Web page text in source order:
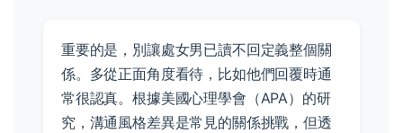
重要的是，別讓處女男已讀不回定義整個關
係。多從正面角度看待，比如他們回覆時通
常很認真。根據美國心理學會（APA）的研
究，溝通風格差異是常見的關係挑戰，但透